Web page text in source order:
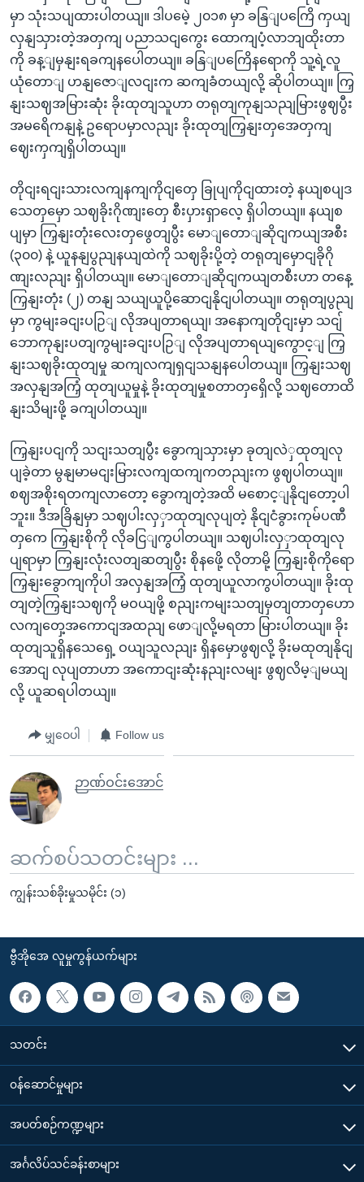
မှာ သုံးသပျထားပါတယျ။ ဒါပမေဲ့ ၂၀၁၈ မှာ ခနြျပကြေိ ကှယျ
လှနျသှားတဲ့အတှကျ ပညာသငျကွေး ထောကျပံ့လာဘျထိုးတာ
ကို ခန့ျမှနျးရခကျနပေါတယျ။ ခနြျပကြေိနရောကို သူ့ရဲ့လူ
ယုံတောျ ဟနျဇောျလငျးက ဆကျခံတယျလို့ ဆိုပါတယျ။ ကြှ
နျးသဈအမြားဆုံး ခိုးထုတျသူဟာ တရုတျကုနျသညျမြားဖွဈပွီး
အမရေိကနျနဲ့ ဥရောပမှာလညျး ခိုးထုတျကြှနျးတှအေတှကျ
ဈေးကှကျရှိပါတယျ။
တိုငျးရငျးသားလကျနကျကိုငျတှေ ခြုပျကိုငျထားတဲ့ နယျစပျဒ
သေတှမှော သဈခိုးဂိုဏျးတှေ စီးပှားရှာလေ့ ရှိပါတယျ။ နယျစ
ပျမှာ ကြှနျးတုံးလေးတှဖွေတျပွီး မောျတောျဆိုငျကယျအစီး
(၃၀၀) နဲ့ ယူနနျပွညျနယျထဲကို သဈခိုးပို့တဲ့ တရုတျမှောငျခိုဂို
ဏျးလညျး ရှိပါတယျ။ မောျတောျဆိုငျကယျတစီးဟာ တနေ့
ကြှနျးတုံး (၂) တနျ သယျယူပို့ဆောငျနိုငျပါတယျ။ တရုတျပွညျ
မှာ ကွမျးခငျးပဉြျ လိုအပျတာရယျ၊ အနောကျတိုငျးမှာ သငျ်
ဘောကုနျးပတျကွမျးခငျးပဉြျ လိုအပျတာရယျကွောင့ျ ကြှ
နျးသဈခိုးထုတျမှု ဆကျလကျရှငျသနျနပေါတယျ။ ကြှနျးသဈ
အလှနျအကြှံ ထုတျယူမှုနဲ့ ခိုးထုတျမှုစတာတှရှေိလို့ သဈတောထိ
နျးသိမျးဖို့ ခကျပါတယျ။
ကြှနျးပငျကို သငျးသတျပွီး ခွောကျသှားမှာ ခုတျလဲှထုတျလု
ပျခဲ့တာ မွနျမာမငျးမြားလကျထကျကတညျးက ဖွဈပါတယျ။
စဈအစိုးရတကျလာတော့ ခွောကျတဲ့အထိ မစောင့ျနိုငျတော့ပါ
ဘူး။ ဒီအခြိနျမှာ သဈပါးလှှာထုတျလုပျတဲ့ နိုငျငံခွားကုမ်ပဏီ
တှကေ ကြှနျးစိုကို လိုခငြျကွပါတယျ။ သဈပါးလှှာထုတျလု
ပျရာမှာ ကြှနျးလုံးလတျဆတျပွီး စိုနဖေို့ လိုတာမို့ ကြှနျးစိုကိုရော
ကြှနျးခွောကျကိုပါ အလှနျအကြှံ ထုတျယူလာကွပါတယျ။ ခိုးထု
တျတဲ့ကြှနျးသဈကို မဝယျဖို့ စညျးကမျးသတျမှတျတာတှဟော
လကျတှေ့အကောငျအထညျ ဖောျလို့မရတာ မြားပါတယျ။ ခိုး
ထုတျသူရှိနသေရှေ့ ဝယျသူလညျး ရှိနမှောဖွဈလို့ ခိုးမထုတျနိုငျ
အောငျ လုပျတာဟာ အကောငျးဆုံးနညျးလမျး ဖွဈလိမ့ျမယျ
လို့ ယူဆရပါတယျ။
မျှဝေပါ Follow us
ဉာဏ်ဝင်းအောင်
ဆက်စပ်သတင်းများ ...
ကျွန်းသစ်ခိုးမှုသမိုင်း (၁)
ဗွီအိုအေ လူမှုကွန်ယက်များ
သတင်း
၀န်ဆောင်မှုများ
အပတ်စဉ်ကဏ္ဍများ
အင်္ဂလိပ်သင်ခန်းစာများ